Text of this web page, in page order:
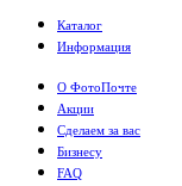
Каталог
Информация
О ФотоПочте
Акции
Сделаем за вас
Бизнесу
FAQ